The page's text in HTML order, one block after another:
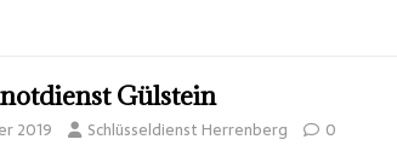
Gülstein
2019 Schlüsseldienst Herrenberg 0